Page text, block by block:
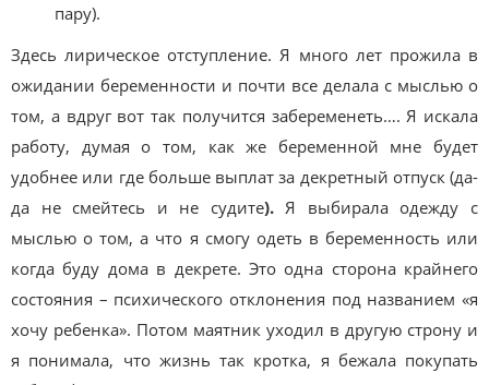
пару).
Здесь лирическое отступление. Я много лет прожила в
ожидании беременности и почти все делала с мыслью о
том, а вдруг вот так получится забеременеть…. Я искала
работу, думая о том, как же беременной мне будет
удобнее или где больше выплат за декретный отпуск (да-
да не смейтесь и не судите).Я выбирала одежду с
мыслью о том, а что я смогу одеть в беременность или
когда буду дома в декрете. Это одна сторона крайнего
состояния – психического отклонения под названием «я
хочу ребенка». Потом маятник уходил в другую строну и
я понимала, что жизнь так кротка, я бежала покупать